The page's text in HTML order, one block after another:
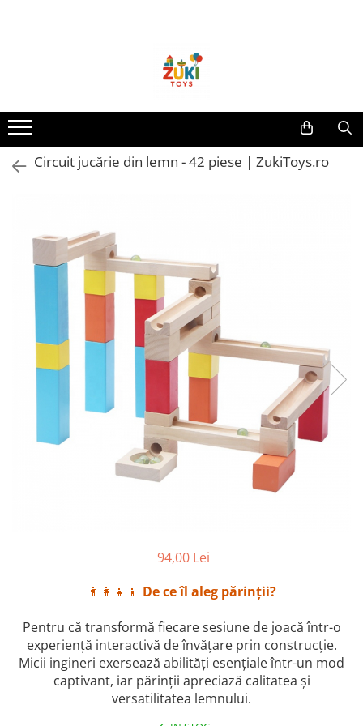
Pachete ZukiToys
Recomandari Zuki
Cadouri pentru Copii
Cadouri Aniversare
Cadouri sub 59 lei
Cadouri sub 99 lei
Cadouri sub 149 lei
Jucarii pe Varsta Copilului
1–2 ani
Carti de Colorat & Activitati
Carti cu Apa & Reutilizabile
Balansoare & Covorase de Joaca
Carusele & Jucarii pentru Patut
Corturi & Spatii de Joaca
Circuit jucărie din lemn - 42 piese | ZukiToys.ro
94,00 Lei
👨‍👩‍👧‍👦 De ce îl aleg părinții?
Pentru că transformă fiecare sesiune de joacă într-o
experiență interactivă de învățare prin construcție.
Micii ingineri exersează abilități esențiale într-un mod
captivant, iar părinții apreciază calitatea și
versatilitatea lemnului.